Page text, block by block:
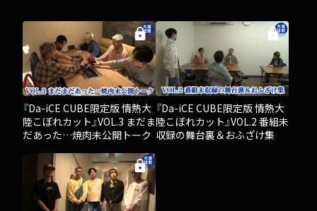
lock
『Da-iCE CUBE限定版 情熱大
陸こぼれカット』VOL.3 まだま
だあった…焼肉未公開トーク
lock
『Da-iCE CUBE限定版 情熱大
陸こぼれカット』VOL.2 番組未
収録の舞台裏＆おふざけ集
lock